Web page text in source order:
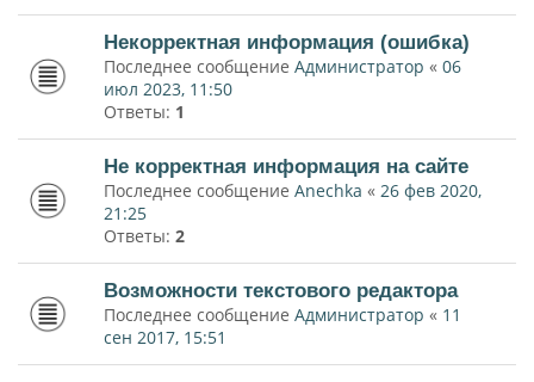
Некорректная информация (ошибка)
Последнее сообщение Администратор « 06
июл 2023, 11:50
Ответы: 1
Не корректная информация на сайте
Последнее сообщение Anechka « 26 фев 2020,
21:25
Ответы: 2
Возможности текстового редактора
Последнее сообщение Администратор « 11
сен 2017, 15:51